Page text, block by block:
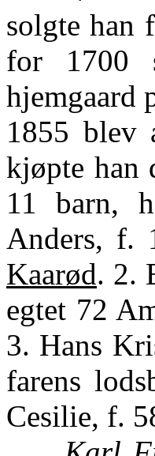
solgte han
for 1700
hjemgaard
1855 blev
kjøpte han
11 barn,
Anders, f.
Kaarød. 2.
egtet 72
3. Hans
farens
Cesilie, f.